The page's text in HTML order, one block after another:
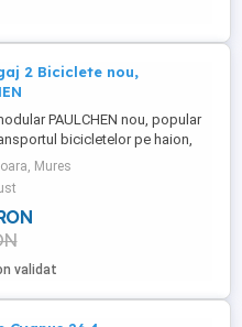
2 Biciclete nou,
PAULCHEN nou, popular
bicicletelor pe haion,
cârlig de remorcare. Acest
similar cu modelul Comfort
recunoscut pentru structura sa
și șinele din aluminiu
fixarea roților. Capacitate:
Mures
validat